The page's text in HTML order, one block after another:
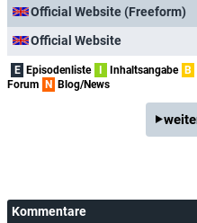
Official Website (Freeform)
Official Website
E Episodenliste I Inhaltsangabe B
Forum N Blog/News
Kommentare